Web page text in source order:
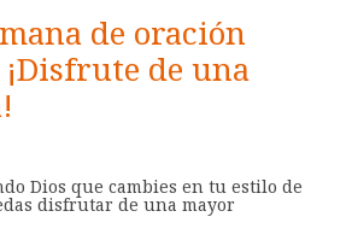
de oración
de una
Dios que cambies en tu estilo de
disfrutar de una mayor